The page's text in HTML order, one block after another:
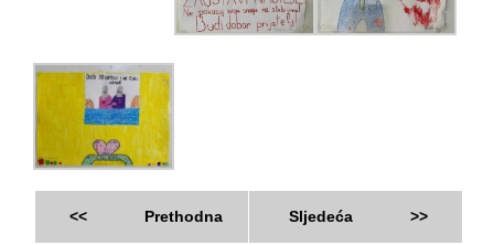
<< Prethodna Sljedeća >>